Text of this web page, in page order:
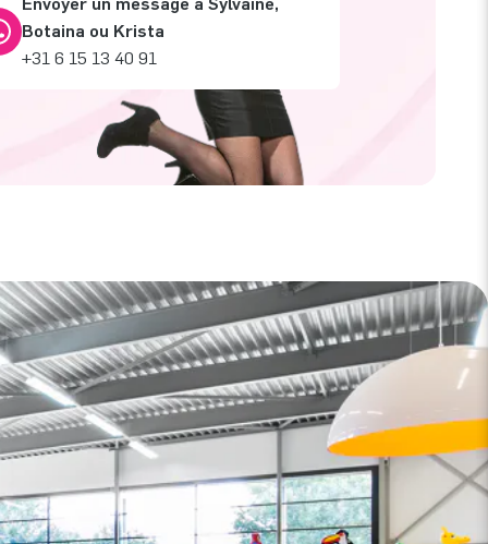
Botaina ou Krista
+31 6 15 13 40 91